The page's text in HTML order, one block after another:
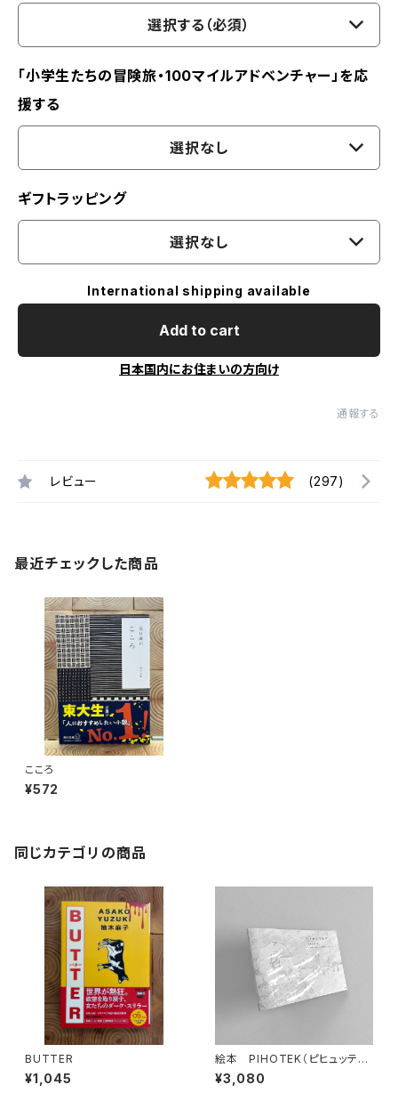
選択する（必須）
「小学生たちの冒険旅・100マイルアドベンチャー」を応
援する
選択なし
ギフトラッピング
選択なし
International shipping available
Add to cart
日本国内にお住まいの方向け
通報する
レビュー (297)
最近チェックした商品
こころ
¥572
同じカテゴリの商品
BUTTER
¥1,045
絵本 PIHOTEK（ピヒュッティ）
北極を風と歩く
¥3,080